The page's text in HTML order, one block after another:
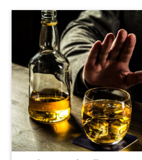
Segurança? Índices públicos de
saúde? Acesso à educação?
Mobilidade urbana? A quantidade
de áreas verdes? Praias? Espaços
para lazer? E se......